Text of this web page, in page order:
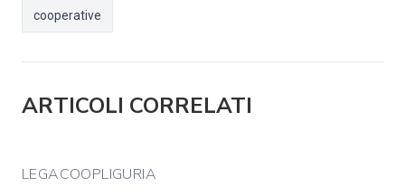
cooperative
ARTICOLI CORRELATI
LEGACOOPLIGURIA